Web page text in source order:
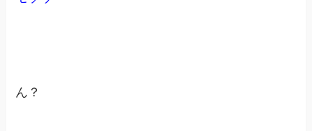
ん？